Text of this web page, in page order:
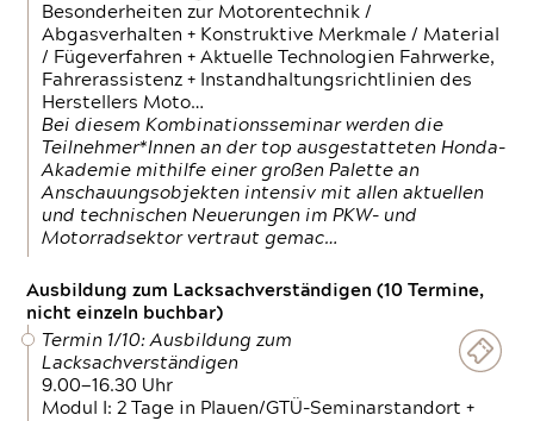
Besonderheiten zur Motorentechnik /
Abgasverhalten + Konstruktive Merkmale / Material
/ Fügeverfahren + Aktuelle Technologien Fahrwerke,
Fahrerassistenz + Instandhaltungsrichtlinien des
Herstellers Moto…
Bei diesem Kombinationsseminar werden die
Teilnehmer*Innen an der top ausgestatteten Honda-
Akademie mithilfe einer großen Palette an
Anschauungsobjekten intensiv mit allen aktuellen
und technischen Neuerungen im PKW- und
Motorradsektor vertraut gemac…
Ausbildung zum Lacksachverständigen (10 Termine,
nicht einzeln buchbar)
Termin 1/10: Ausbildung zum
Lacksachverständigen
9.00—16.30 Uhr
Modul I: 2 Tage in Plauen/GTÜ-Seminarstandort +